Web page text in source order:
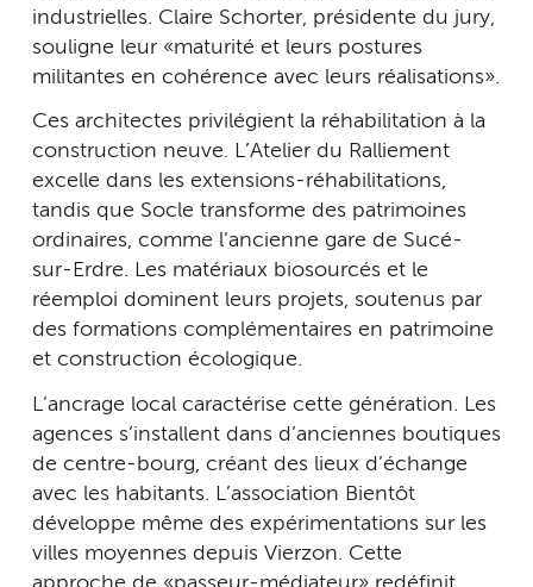
industrielles. Claire Schorter, présidente du jury,
souligne leur « maturité et leurs postures
militantes en cohérence avec leurs réalisations ».
Ces architectes privilégient la réhabilitation à la
construction neuve. L’Atelier du Ralliement
excelle dans les extensions-réhabilitations,
tandis que Socle transforme des patrimoines
ordinaires, comme l’ancienne gare de Sucé-
sur-Erdre. Les matériaux biosourcés et le
réemploi dominent leurs projets, soutenus par
des formations complémentaires en patrimoine
et construction écologique.
L’ancrage local caractérise cette génération. Les
agences s’installent dans d’anciennes boutiques
de centre-bourg, créant des lieux d’échange
avec les habitants. L’association Bientôt
développe même des expérimentations sur les
villes moyennes depuis Vierzon. Cette